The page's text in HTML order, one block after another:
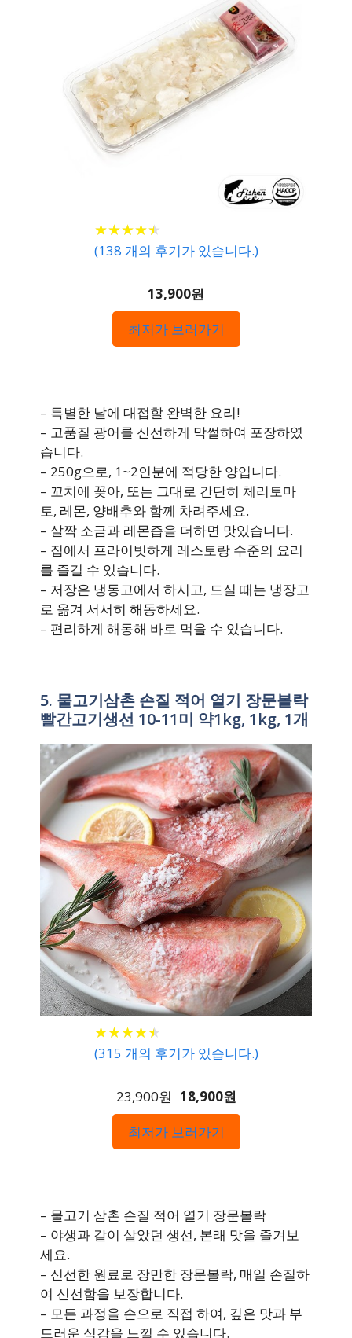
★★★★★
★★★★★
(138 개의 후기가 있습니다.)
13,900원
최저가 보러가기
– 특별한 날에 대접할 완벽한 요리!
– 고품질 광어를 신선하게 막썰하여 포장하였
습니다.
– 250g으로, 1~2인분에 적당한 양입니다.
– 꼬치에 꽂아, 또는 그대로 간단히 체리토마
토, 레몬, 양배추와 함께 차려주세요.
– 살짝 소금과 레몬즙을 더하면 맛있습니다.
– 집에서 프라이빗하게 레스토랑 수준의 요리
를 즐길 수 있습니다.
– 저장은 냉동고에서 하시고, 드실 때는 냉장고
로 옮겨 서서히 해동하세요.
– 편리하게 해동해 바로 먹을 수 있습니다.
5. 물고기삼촌 손질 적어 열기 장문볼락
빨간고기생선 10-11미 약1kg, 1kg, 1개
★★★★★
★★★★★
(315 개의 후기가 있습니다.)
23,900원 18,900원
최저가 보러가기
– 물고기 삼촌 손질 적어 열기 장문볼락
– 야생과 같이 살았던 생선, 본래 맛을 즐겨보
세요.
– 신선한 원료로 장만한 장문볼락, 매일 손질하
여 신선함을 보장합니다.
– 모든 과정을 손으로 직접 하여, 깊은 맛과 부
드러운 식감을 느낄 수 있습니다.